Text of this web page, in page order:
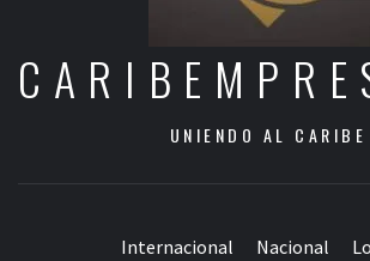
UNIENDO AL CARIBE
Internacional Nacional